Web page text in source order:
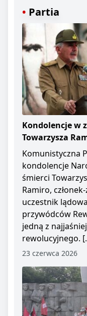
Partia
Kondolencje w
Towarzysza
Komunistyczna
kondolencje
śmierci
Ramiro,
uczestnik
przywódców
jedną z
rewolucyjnego.
23 czerwca 2026